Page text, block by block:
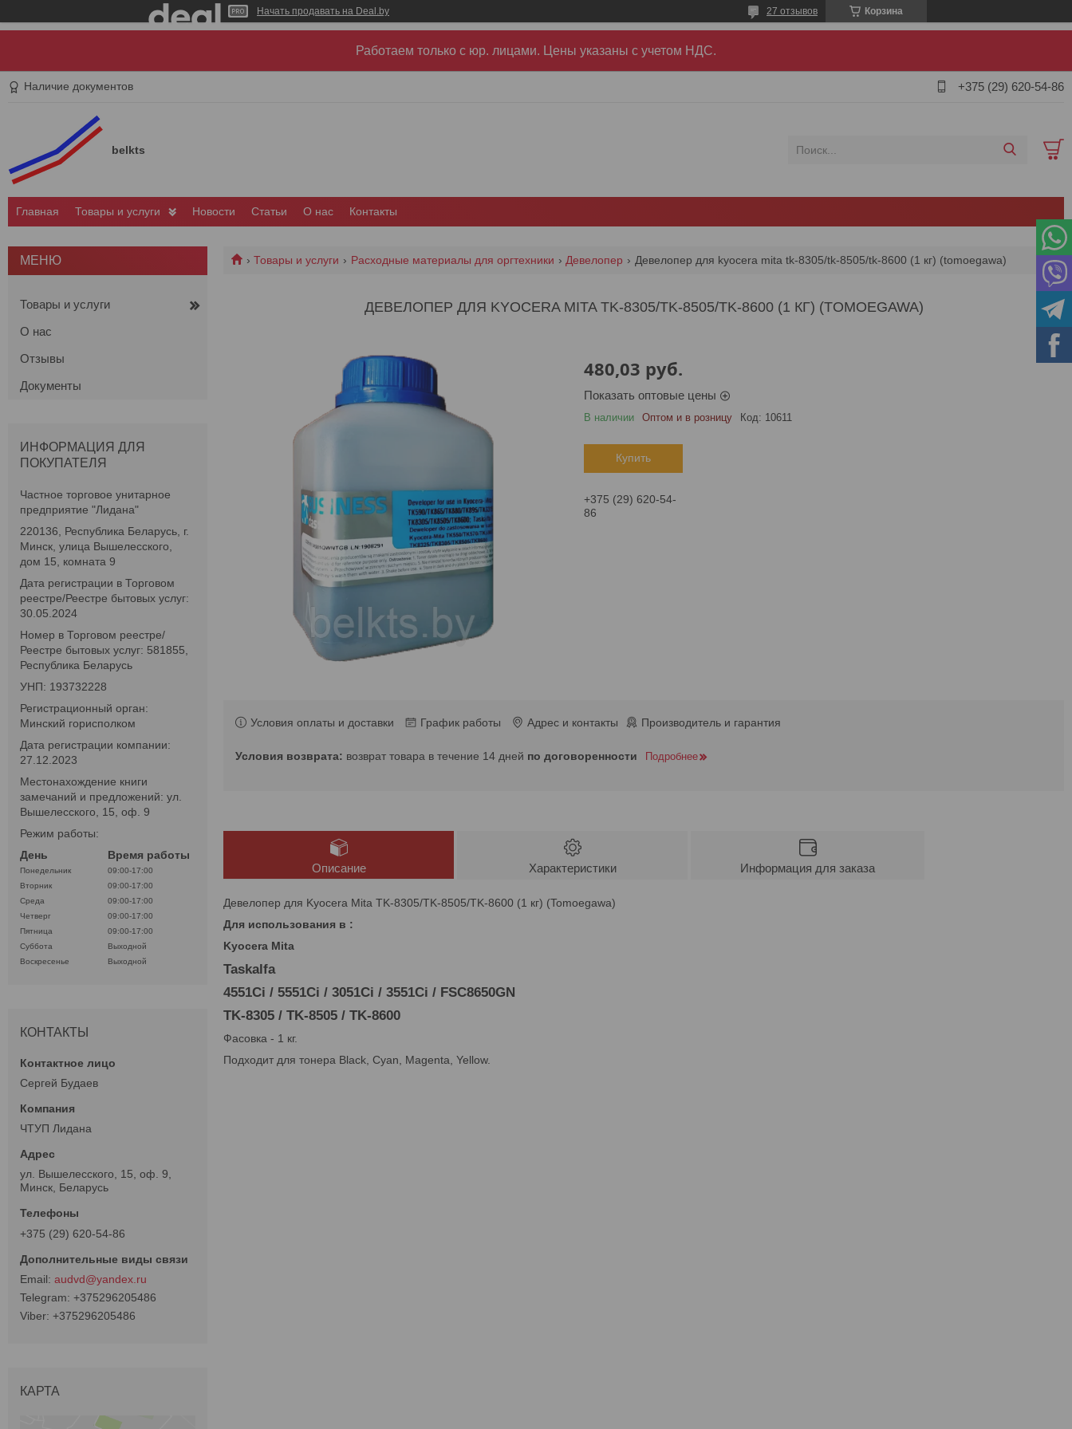
Начать продавать на Deal.by Корзина
27 отзывов
Работаем только с юр. лицами. Цены указаны c учетом НДС.
Наличие документов +375 (29) 620-54-86
belkts
Главная Товары и услуги Новости Статьи О нас Контакты
Товары и услуги Расходные материалы для оргтехники Девелопер Девелопер для kyocera mita tk-8305/tk-8505/tk-8600 (1 кг) (tomoegawa)
ДЕВЕЛОПЕР ДЛЯ KYOCERA MITA TK-8305/TK-8505/TK-8600 (1 КГ) (TOMOEGAWA)
480,03 руб.
Показать оптовые цены
В наличии Оптом и в розницу Код: 10611
Купить
+375 (29) 620-54-
86
Условия оплаты и доставки График работы Адрес и контакты Производитель и гарантия
возврат товара в течение 14 дней по договоренности Подробнее
Описание Характеристики Информация для заказа
Девелопер для Kyocera Mita TK-8305/TK-8505/TK-8600 (1 кг) (Tomoegawa)
Для использования в :
Kyocera Mita
Taskalfa
4551Ci / 5551Ci / 3051Ci / 3551Ci / FSC8650GN
TK-8305 / TK-8505 / TK-8600
Фасовка - 1 кг.
Подходит для тонера Black, Cyan, Magenta, Yellow.
Товары и услуги
О нас
Отзывы
Документы
ИНФОРМАЦИЯ ДЛЯ
ПОКУПАТЕЛЯ
Частное торговое унитарное
предприятие "Лидана"
220136, Республика Беларусь, г.
Минск, улица Вышелесского,
дом 15, комната 9
Дата регистрации в Торговом
реестре/Реестре бытовых услуг:
30.05.2024
Номер в Торговом реестре/
Реестре бытовых услуг: 581855,
Республика Беларусь
УНП: 193732228
Регистрационный орган:
Минский горисполком
Дата регистрации компании:
27.12.2023
Местонахождение книги
замечаний и предложений: ул.
Вышелесского, 15, оф. 9
Режим работы:
День
Время работы
Понедельник
09:00-17:00
Вторник
09:00-17:00
Среда
09:00-17:00
Четверг
09:00-17:00
Пятница
09:00-17:00
Суббота
Выходной
Воскресенье
Выходной
КОНТАКТЫ
Сергей Будаев
ЧТУП Лидана
ул. Вышелесского, 15, оф. 9,
Минск, Беларусь
+375 (29) 620-54-86
audvd@yandex.ru
+375296205486
+375296205486
КАРТА